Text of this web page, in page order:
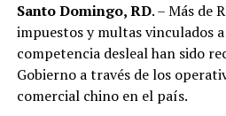
Santo Domingo, RD. – Más de
impuestos y multas vinculados
competencia desleal han sido
Gobierno a través de los
comercial chino en el país.